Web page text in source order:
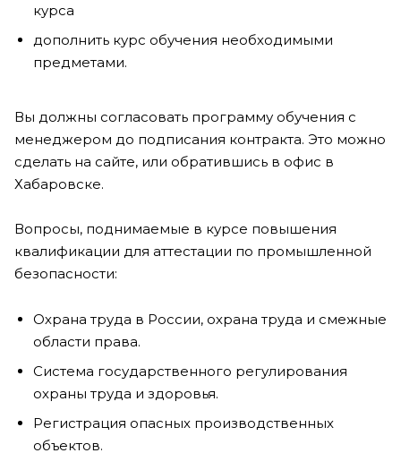
курса
дополнить курс обучения необходимыми
предметами.
Вы должны согласовать программу обучения с
менеджером до подписания контракта. Это можно
сделать на сайте, или обратившись в офис в
Хабаровске.
Вопросы, поднимаемые в курсе повышения
квалификации для аттестации по промышленной
безопасности:
Охрана труда в России, охрана труда и смежные
области права.
Система государственного регулирования
охраны труда и здоровья.
Регистрация опасных производственных
объектов.